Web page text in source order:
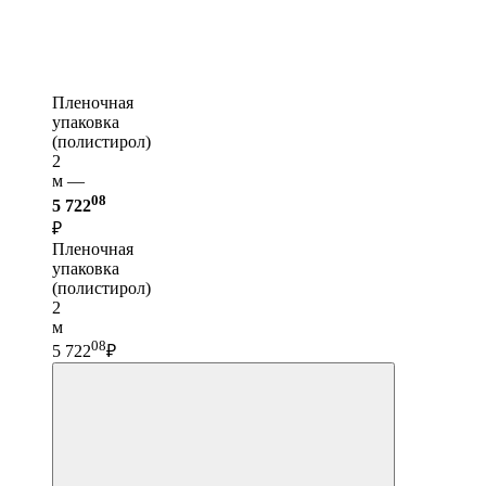
Пленочная
упаковка
(полистирол)
2
м —
5 72208
₽
Пленочная
упаковка
(полистирол)
2
м
5 72208₽